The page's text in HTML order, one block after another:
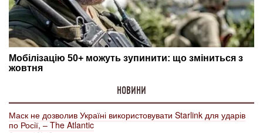
НОВИНИ
Маск не дозволив Україні використовувати Starlink для ударів
по Росії, – The Atlantic